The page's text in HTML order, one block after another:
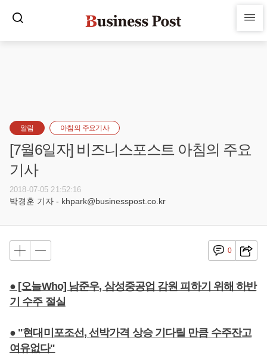
알림 아침의 주요기사
[7월6일자] 비즈니스포스트 아침의 주요
기사
2018-07-05 21:52:16
박경훈 기자 - khpark@businesspost.co.kr
0
● [오늘Who] 남준우, 삼성중공업 감원 피하기 위해 하반
기 수주 절실
● "현대미포조선, 선박가격 상승 기다릴 만큼 수주잔고
여유없다"